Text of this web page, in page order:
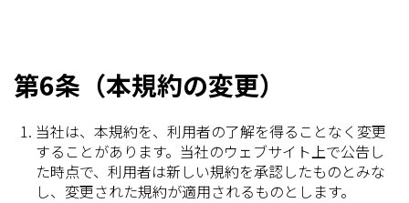
第6条（本規約の変更）
当社は、本規約を、利用者の了解を得ることなく変更
することがあります。当社のウェブサイト上で公告し
た時点で、利用者は新しい規約を承認したものとみな
し、変更された規約が適用されるものとします。